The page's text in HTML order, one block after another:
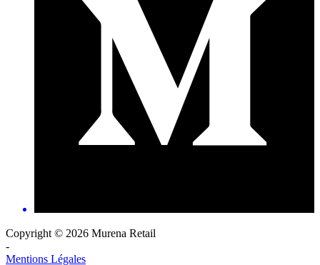
Copyright © 2026 Murena Retail
-
Mentions Légales